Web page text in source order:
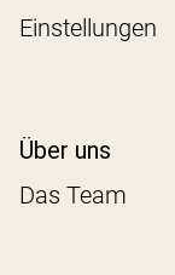
Einstellungen
Über uns
Das Team